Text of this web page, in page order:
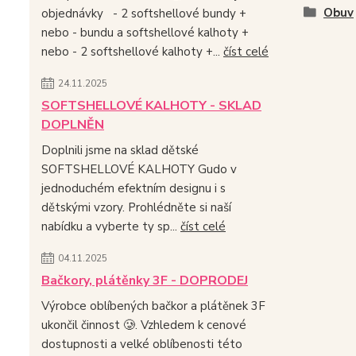
objednávky - 2 softshellové bundy +
nebo - bundu a softshellové kalhoty +
nebo - 2 softshellové kalhoty +... číst celé
24.11.2025
SOFTSHELLOVÉ KALHOTY - SKLAD
DOPLNĚN
Doplnili jsme na sklad dětské
SOFTSHELLOVÉ KALHOTY Gudo v
jednoduchém efektním designu i s
dětskými vzory. Prohlédněte si naší
nabídku a vyberte ty sp... číst celé
04.11.2025
Bačkory, plátěnky 3F - DOPRODEJ
Výrobce oblíbených bačkor a plátěnek 3F
ukončil činnost 🥲. Vzhledem k cenové
dostupnosti a velké oblíbenosti této
Obuv